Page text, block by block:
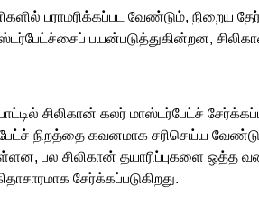
பராமரிக்கப்பட வேண்டும், நிறைய
பயன்படுத்துகின்றன,
சிலிகான் கலர் மாஸ்டர்பேட்ச்
நிறத்தை கவனமாக சரிசெய்ய
பல சிலிகான் தயாரிப்புகளை ஒத்த
சேர்க்கப்படுகிறது.